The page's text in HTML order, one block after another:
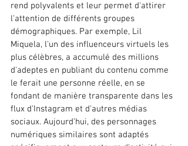
rend polyvalents et leur permet d'attirer
l'attention de différents groupes
démographiques. Par exemple, Lil
Miquela, l'un des influenceurs virtuels les
plus célèbres, a accumulé des millions
d'adeptes en publiant du contenu comme
le ferait une personne réelle, en se
fondant de manière transparente dans les
flux d'Instagram et d'autres médias
sociaux. Aujourd'hui, des personnages
numériques similaires sont adaptés